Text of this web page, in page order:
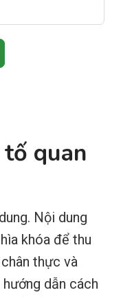
quan
Nội dung
khóa để thu
thực và
dẫn cách